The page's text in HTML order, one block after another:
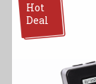
Hot
Deal